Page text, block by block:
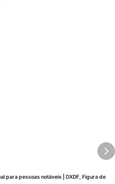
para pessoas notáveis ​​| DXDF, Figura de